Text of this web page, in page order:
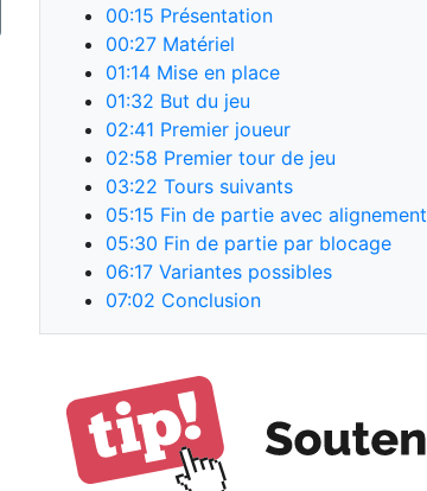
00:15 Présentation
00:27 Matériel
01:14 Mise en place
01:32 But du jeu
02:41 Premier joueur
02:58 Premier tour de jeu
03:22 Tours suivants
05:15 Fin de partie avec alignement
05:30 Fin de partie par blocage
06:17 Variantes possibles
07:02 Conclusion